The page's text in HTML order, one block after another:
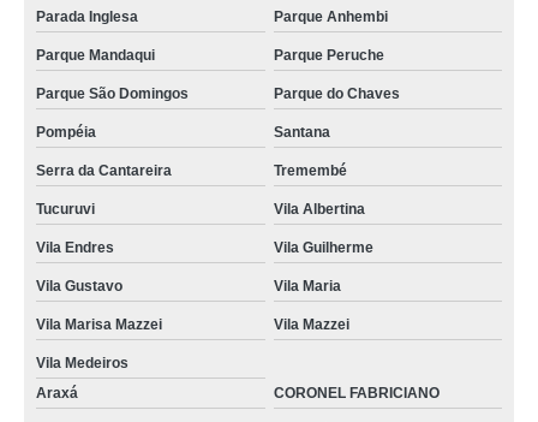
Parada Inglesa Parque Anhembi
Parque Mandaqui Parque Peruche
Parque São Domingos Parque do Chaves
Pompéia Santana
Serra da Cantareira Tremembé
Tucuruvi Vila Albertina
Vila Endres Vila Guilherme
Vila Gustavo Vila Maria
Vila Marisa Mazzei Vila Mazzei
Vila Medeiros
Araxá
CORONEL FABRICIANO